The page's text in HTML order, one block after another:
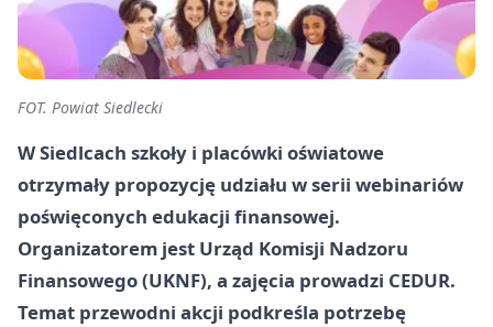
FOT. Powiat Siedlecki
W Siedlcach szkoły i placówki oświatowe
otrzymały propozycję udziału w serii webinariów
poświęconych edukacji finansowej.
Organizatorem jest Urząd Komisji Nadzoru
Finansowego (UKNF), a zajęcia prowadzi CEDUR.
Temat przewodni akcji podkreśla potrzebę